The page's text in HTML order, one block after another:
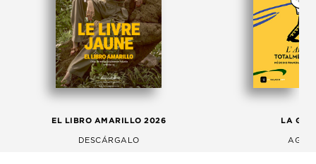
EL LIBRO AMARILLO 2026
DESCÁRGALO
LA